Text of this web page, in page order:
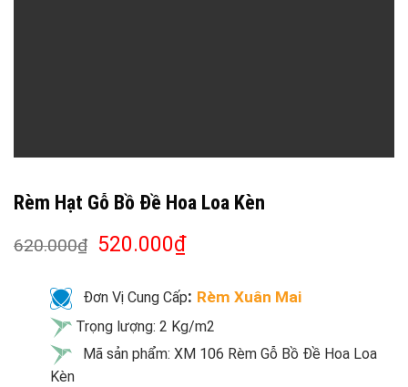
Rèm Hạt Gỗ Bồ Đề Hoa Loa Kèn
620.000₫ 520.000₫
Đơn Vị Cung Cấp: Rèm Xuân Mai
Trọng lượng: 2 Kg/m2
Mã sản phẩm: XM 106 Rèm Gỗ Bồ Đề Hoa Loa
Kèn